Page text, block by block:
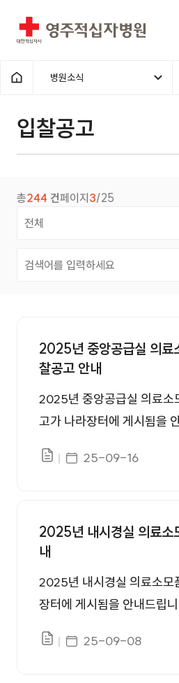
영주적십자병원
홈으로
병원소식
입찰공고
총244 건페이지 3/25
2025년 중앙공급실 의료
찰공고 안내
2025년 중앙공급실 의료소
고가 나라장터에 게시됨을
파일있음게시일자
25-09-16
2025년 내시경실 의료소
내
2025년 내시경실 의료소모
장터에 게시됨을 안내드립
파일있음게시일자
25-09-08